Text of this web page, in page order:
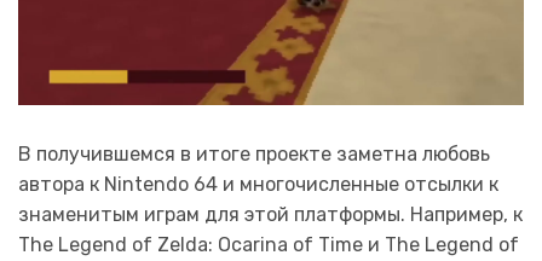
В получившемся в итоге проекте заметна любовь
автора к Nintendo 64 и многочисленные отсылки к
знаменитым играм для этой платформы. Например, к
The Legend of Zelda: Ocarina of Time и The Legend of